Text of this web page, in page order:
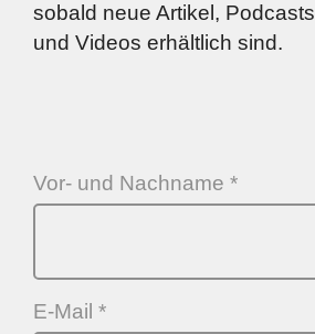
sobald neue Artikel, Podcasts
und Videos erhältlich sind.
Vor- und Nachname *
E-Mail *